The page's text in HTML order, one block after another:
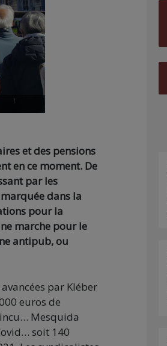
et des pensions
en ce moment. De
par les
dans la
pour la
marche pour le
antipub, ou
par Kléber
euros de
Mesquida
soit 140